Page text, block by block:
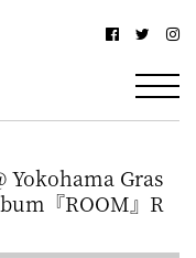
Yokohama Gras
『ROOM』R